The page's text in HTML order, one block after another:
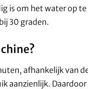
is om het water op
30 graden.
afhankelijk van
aanzienlijk.